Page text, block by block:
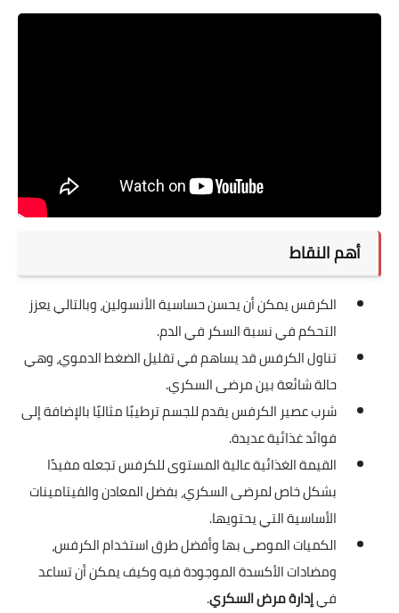
أهم النقاط
الكرفس يمكن أن يحسن حساسية الأنسولين، وبالتالي يعزز
التحكم في نسبة السكر في الدم.
تناول الكرفس قد يساهم في تقليل الضغط الدموي، وهي
حالة شائعة بين مرضى السكري.
شرب عصير الكرفس يقدم للجسم ترطيبًا مثاليًا بالإضافة إلى
فوائد غذائية عديدة.
القيمة الغذائية عالية المستوى للكرفس تجعله مفيدًا
بشكل خاص لمرضى السكري، بفضل المعادن والفيتامينات
الأساسية التي يحتويها.
الكميات الموصى بها وأفضل طرق استخدام الكرفس،
ومضادات الأكسدة الموجودة فيه وكيف يمكن أن تساعد
فيإدارة مرض السكري.